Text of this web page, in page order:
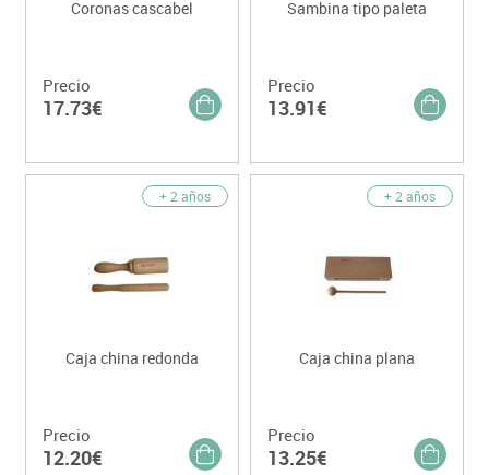
Coronas cascabel
Precio
17.73€
Sambina tipo paleta
Precio
13.91€
+ 2 años
Caja china redonda
Precio
12.20€
+ 2 años
Caja china plana
Precio
13.25€